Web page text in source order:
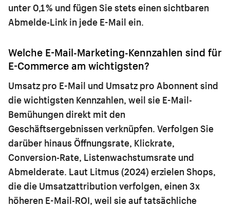
unter 0,1 % und fügen Sie stets einen sichtbaren
Abmelde-Link in jede E-Mail ein.
Welche E-Mail-Marketing-Kennzahlen sind für
E-Commerce am wichtigsten?
Umsatz pro E-Mail und Umsatz pro Abonnent sind
die wichtigsten Kennzahlen, weil sie E-Mail-
Bemühungen direkt mit den
Geschäftsergebnissen verknüpfen. Verfolgen Sie
darüber hinaus Öffnungsrate, Klickrate,
Conversion-Rate, Listenwachstumsrate und
Abmelderate. Laut Litmus (2024) erzielen Shops,
die die Umsatzattribution verfolgen, einen 3x
höheren E-Mail-ROI, weil sie auf tatsächliche